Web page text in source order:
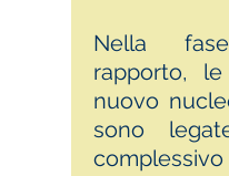
Nella
rapporto,
nuovo
sono